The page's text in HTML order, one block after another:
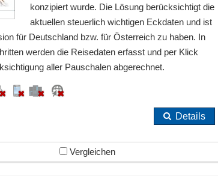
konzipiert wurde. Die Lösung berücksichtigt die
aktuellen steuerlich wichtigen Eckdaten und ist
für Deutschland bzw. für Österreich zu haben. In
werden die Reisedaten erfasst und per Klick
aller Pauschalen abgerechnet.
Details
Vergleichen